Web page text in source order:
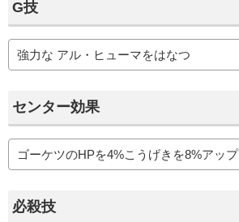
G技
強力な アル・ヒューマをはなつ
センター効果
ゴーケツのHPを4%こうげきを8%アップ
必殺技